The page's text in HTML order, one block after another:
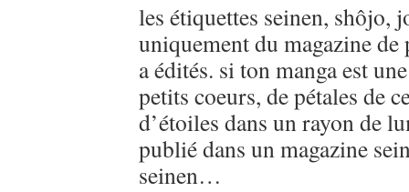
les étiquettes seinen, shôjo,
uniquement du magazine
a édités. si ton manga est
petits coeurs, de pétales de
d’étoiles dans un rayon de
publié dans un magazine
seinen…